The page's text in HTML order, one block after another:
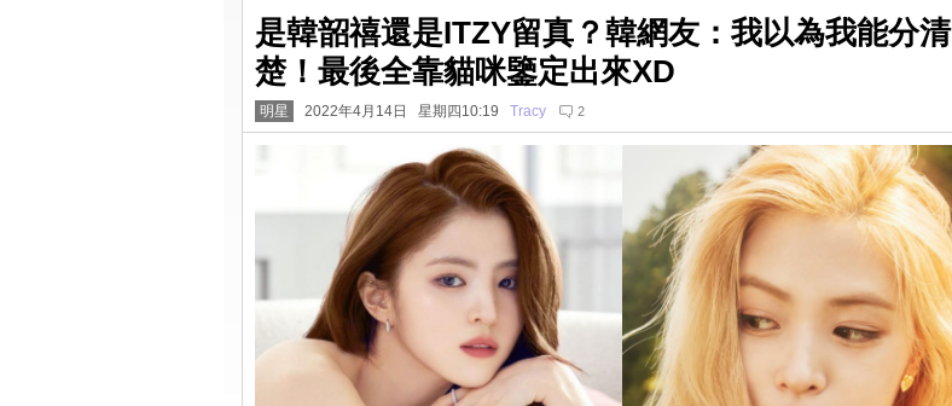
是韓韶禧還是ITZY留真？韓網友：我以為我能分清
楚！最後全靠貓咪鑒定出來XD
明星 2022年4月14日 星期四10:19 Tracy 2